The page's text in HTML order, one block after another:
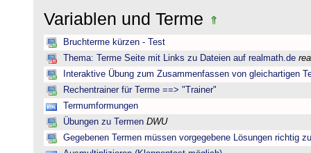
Variablen und Terme
Bruchterme kürzen - Test
Thema: Terme Seite mit Links zu Dateien auf realmath.de
Interaktive Übung zum Zusammenfassen von gleichartigen
Rechentrainer für Terme ==> "Trainer"
Termumformungen
Übungen zu Termen DWU
Gegebenen Termen müssen vorgegebene Lösungen richtig